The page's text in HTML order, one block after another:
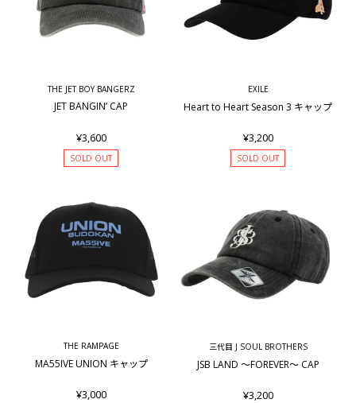
THE JET BOY BANGERZ
JET BANGIN’ CAP
¥3,600
SOLD OUT
EXILE
Heart to Heart Season 3 キャップ
¥3,200
SOLD OUT
THE RAMPAGE
MA55IVE UNION キャップ
¥3,000
三代目 J SOUL BROTHERS
JSB LAND ～FOREVER～ CAP
¥3,200